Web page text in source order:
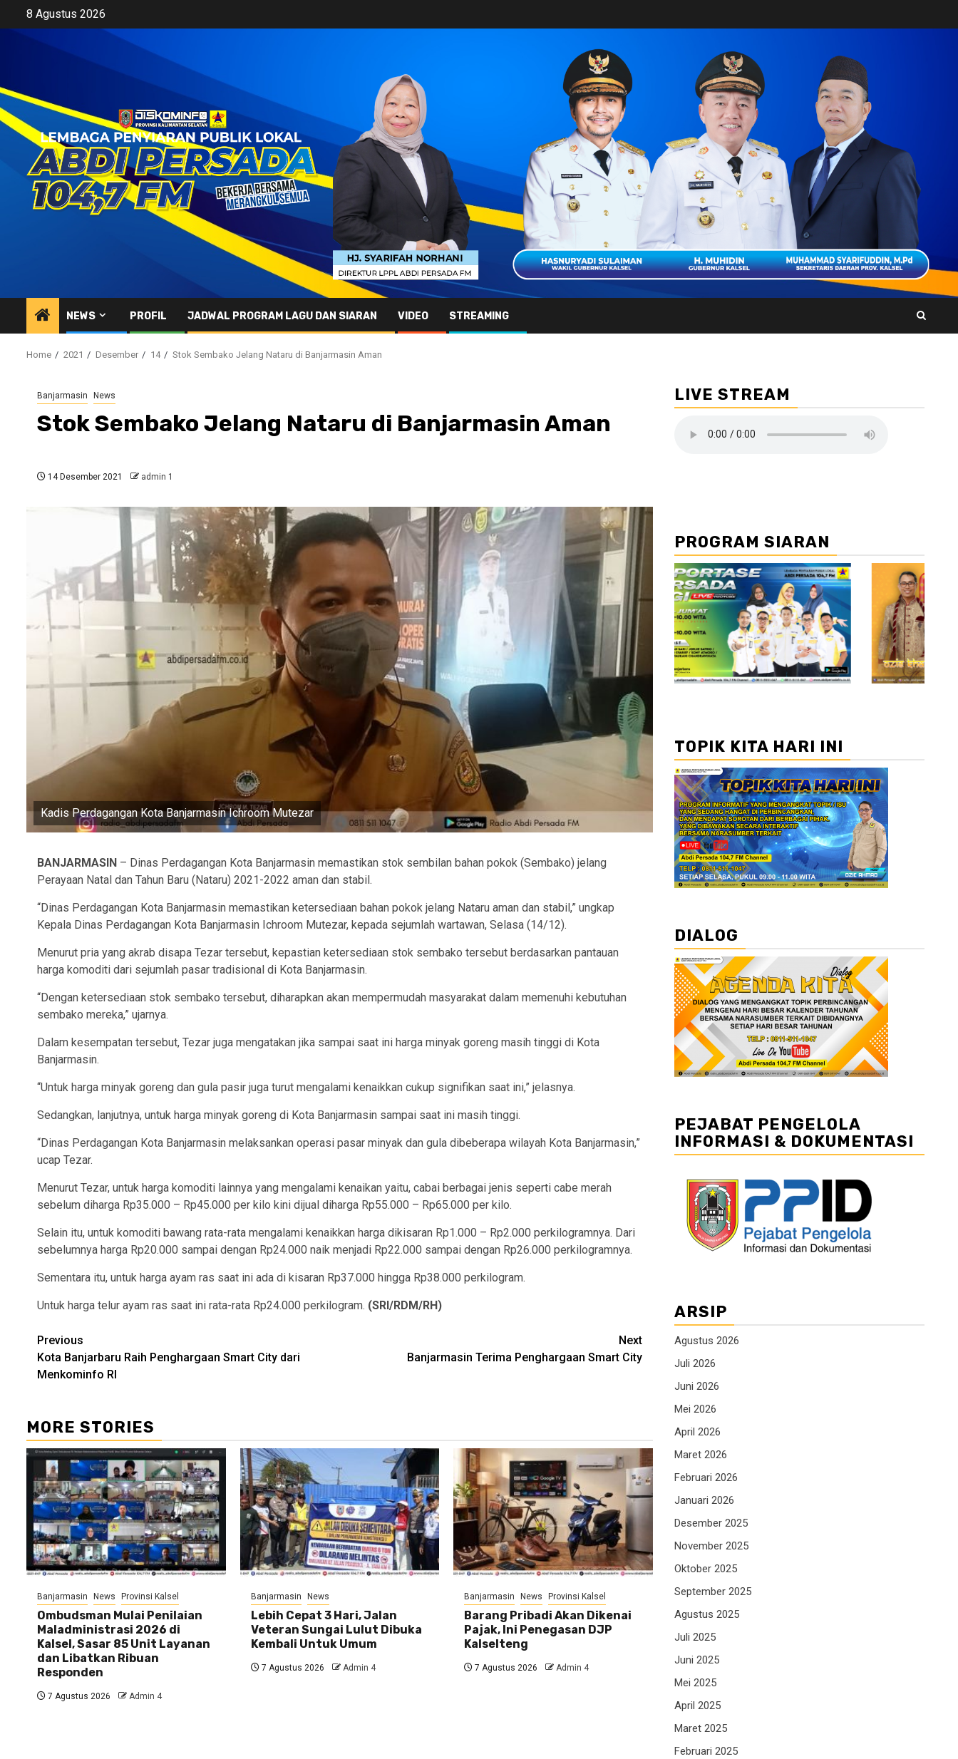
content
8 Agustus 2026
NEWS PROFIL JADWAL PROGRAM LAGU DAN SIARAN VIDEO STREAMING
Home 2021 Desember 14 Stok Sembako Jelang Nataru di Banjarmasin Aman
Banjarmasin News
Stok Sembako Jelang Nataru di Banjarmasin Aman
14 Desember 2021 admin 1
Kadis Perdagangan Kota Banjarmasin Ichroom Mutezar
BANJARMASIN – Dinas Perdagangan Kota Banjarmasin memastikan stok sembilan bahan pokok (Sembako) jelang
Perayaan Natal dan Tahun Baru (Nataru) 2021-2022 aman dan stabil.
“Dinas Perdagangan Kota Banjarmasin memastikan ketersediaan bahan pokok jelang Nataru aman dan stabil,” ungkap
Kepala Dinas Perdagangan Kota Banjarmasin Ichroom Mutezar, kepada sejumlah wartawan, Selasa (14/12).
Menurut pria yang akrab disapa Tezar tersebut, kepastian ketersediaan stok sembako tersebut berdasarkan pantauan
harga komoditi dari sejumlah pasar tradisional di Kota Banjarmasin.
“Dengan ketersediaan stok sembako tersebut, diharapkan akan mempermudah masyarakat dalam memenuhi kebutuhan
sembako mereka,” ujarnya.
Dalam kesempatan tersebut, Tezar juga mengatakan jika sampai saat ini harga minyak goreng masih tinggi di Kota
Banjarmasin.
“Untuk harga minyak goreng dan gula pasir juga turut mengalami kenaikkan cukup signifikan saat ini,” jelasnya.
Sedangkan, lanjutnya, untuk harga minyak goreng di Kota Banjarmasin sampai saat ini masih tinggi.
“Dinas Perdagangan Kota Banjarmasin melaksankan operasi pasar minyak dan gula dibeberapa wilayah Kota Banjarmasin,”
ucap Tezar.
Menurut Tezar, untuk harga komoditi lainnya yang mengalami kenaikan yaitu, cabai berbagai jenis seperti cabe merah
sebelum diharga Rp35.000 – Rp45.000 per kilo kini dijual diharga Rp55.000 – Rp65.000 per kilo.
Selain itu, untuk komoditi bawang rata-rata mengalami kenaikkan harga dikisaran Rp1.000 – Rp2.000 perkilogramnya. Dari
sebelumnya harga Rp20.000 sampai dengan Rp24.000 naik menjadi Rp22.000 sampai dengan Rp26.000 perkilogramnya.
Sementara itu, untuk harga ayam ras saat ini ada di kisaran Rp37.000 hingga Rp38.000 perkilogram.
Untuk harga telur ayam ras saat ini rata-rata Rp24.000 perkilogram. (SRI/RDM/RH)
Continue
Reading
Previous
Kota Banjarbaru Raih Penghargaan Smart City dari
Menkominfo RI
Next
Banjarmasin Terima Penghargaan Smart City
MORE STORIES
Banjarmasin News Provinsi Kalsel
Ombudsman Mulai Penilaian
Maladministrasi 2026 di
Kalsel, Sasar 85 Unit Layanan
dan Libatkan Ribuan
Responden
7 Agustus 2026 Admin 4
Banjarmasin News
Lebih Cepat 3 Hari, Jalan
Veteran Sungai Lulut Dibuka
Kembali Untuk Umum
7 Agustus 2026 Admin 4
Banjarmasin News Provinsi Kalsel
Barang Pribadi Akan Dikenai
Pajak, Ini Penegasan DJP
Kalselteng
7 Agustus 2026 Admin 4
LIVE STREAM
PROGRAM SIARAN
//1 //2
TOPIK KITA HARI INI
DIALOG
PEJABAT PENGELOLA
INFORMASI & DOKUMENTASI
ARSIP
Agustus 2026
Juli 2026
Juni 2026
Mei 2026
April 2026
Maret 2026
Februari 2026
Januari 2026
Desember 2025
November 2025
Oktober 2025
September 2025
Agustus 2025
Juli 2025
Juni 2025
Mei 2025
April 2025
Maret 2025
Februari 2025